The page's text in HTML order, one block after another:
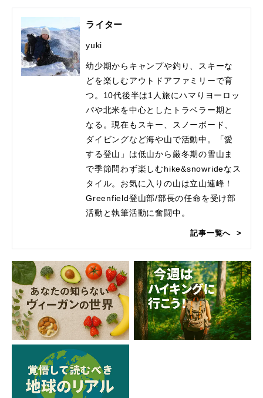
ライター
yuki
幼少期からキャンプや釣り、スキーな
どを楽しむアウトドアファミリーで育
つ。10代後半は1人旅にハマりヨーロッ
パや北米を中心としたトラベラー期と
なる。現在もスキー、スノーボード、
ダイビングなど海や山で活動中。「愛
する登山」は低山から厳冬期の雪山ま
で季節問わず楽しむhike&snowrideなス
タイル。お気に入りの山は立山連峰！
Greenfield登山部/部長の任命を受け部
活動と執筆活動に奮闘中。
記事一覧へ